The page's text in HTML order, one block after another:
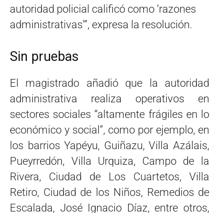
autoridad policial calificó como ‘razones
administrativas’”, expresa la resolución.
Sin pruebas
El magistrado añadió que la autoridad
administrativa realiza operativos en
sectores sociales “altamente frágiles en lo
económico y social”, como por ejemplo, en
los barrios Yapéyu, Guiñazu, Villa Azálais,
Pueyrredón, Villa Urquiza, Campo de la
Rivera, Ciudad de Los Cuartetos, Villa
Retiro, Ciudad de los Niños, Remedios de
Escalada, José Ignacio Díaz, entre otros,